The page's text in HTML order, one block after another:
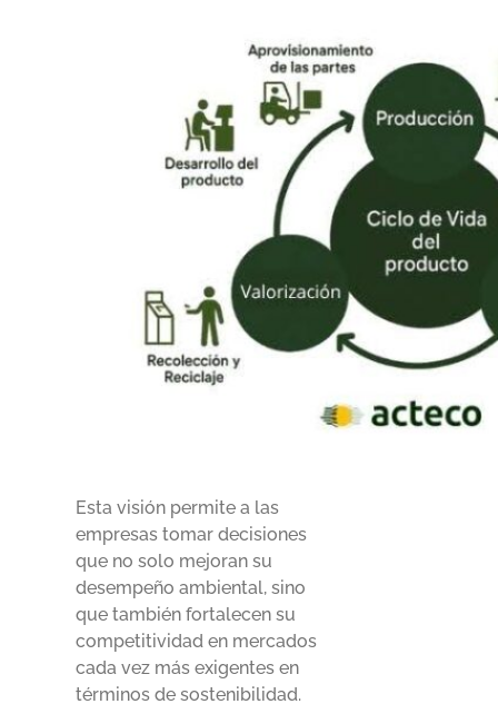
Esta visión permite a las
empresas tomar decisiones
que no solo mejoran su
desempeño ambiental, sino
que también fortalecen su
competitividad en mercados
cada vez más exigentes en
términos de sostenibilidad.